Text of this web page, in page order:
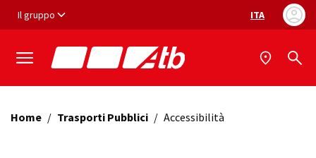
Vai ai contenuti
Vai al footer
Il gruppo Selezione
ITA
Home / Trasporti Pubblici / Accessibilità